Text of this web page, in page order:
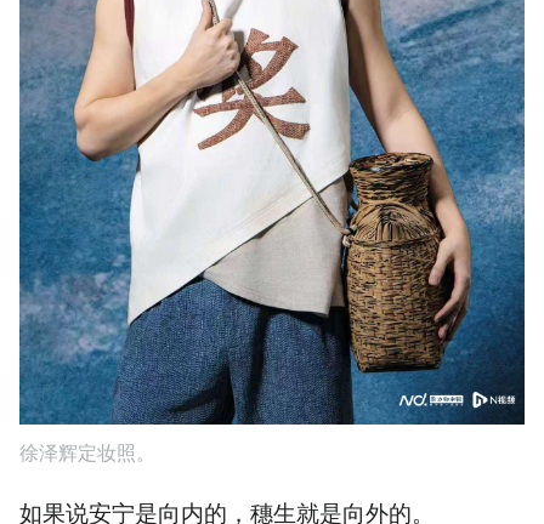
徐泽辉定妆照。
如果说安宁是向内的，穗生就是向外的。